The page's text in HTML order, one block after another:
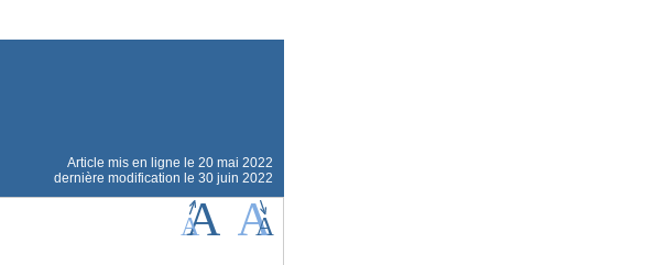
Article mis en ligne le 20 mai 2022
dernière modification le 30 juin 2022